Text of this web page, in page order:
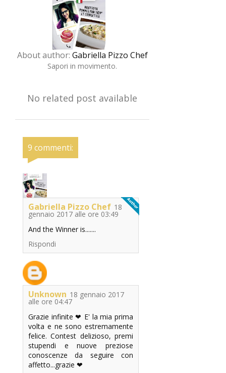
About author: Gabriella Pizzo Chef
Sapori in movimento.
No related post available
9 commenti:
Gabriella Pizzo Chef 18
gennaio 2017 alle ore 03:49
And the Winner is.......
Rispondi
Unknown 18 gennaio 2017
alle ore 04:47
Grazie infinite ❤ E' la mia prima
volta e ne sono estremamente
felice. Contest delizioso, premi
stupendi e nuove preziose
conoscenze da seguire con
affetto...grazie ❤